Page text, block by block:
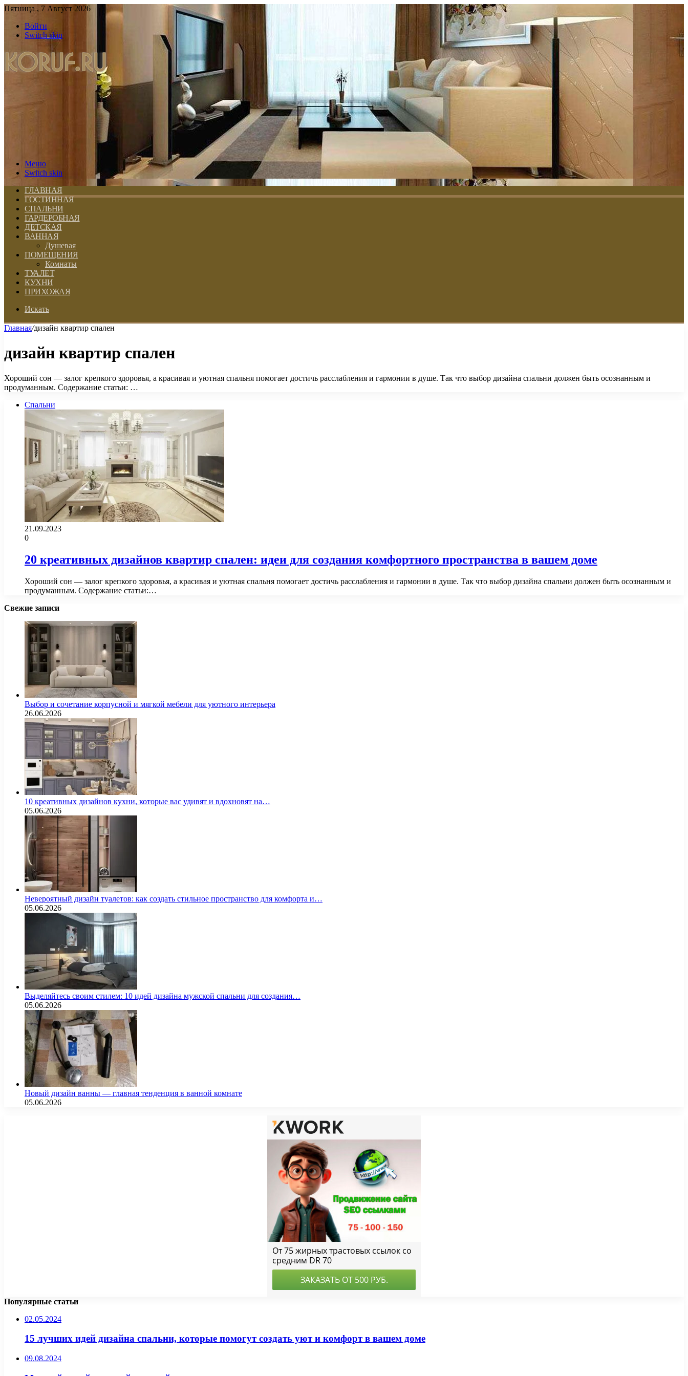
Пятница , 7 Август 2026
Войти
Switch skin
Меню
Switch skin
ГЛАВНАЯ
ГОСТИННАЯ
СПАЛЬНИ
ГАРДЕРОБНАЯ
ДЕТСКАЯ
ВАННАЯ
Душевая
ПОМЕЩЕНИЯ
Комнаты
ТУАЛЕТ
КУХНИ
ПРИХОЖАЯ
Искать
Главная/дизайн квартир спален
дизайн квартир спален
Хороший сон — залог крепкого здоровья, а красивая и уютная спальня помогает достичь расслабления и гармонии в душе. Так что выбор дизайна спальни должен быть осознанным и
продуманным. Содержание статьи: …
Спальни
21.09.2023
0
20 креативных дизайнов квартир спален: идеи для создания комфортного пространства в вашем доме
Хороший сон — залог крепкого здоровья, а красивая и уютная спальня помогает достичь расслабления и гармонии в душе. Так что выбор дизайна спальни должен быть осознанным и
продуманным. Содержание статьи:…
Свежие записи
Выбор и сочетание корпусной и мягкой мебели для уютного интерьера
26.06.2026
10 креативных дизайнов кухни, которые вас удивят и вдохновят на…
05.06.2026
Невероятный дизайн туалетов: как создать стильное пространство для комфорта и…
05.06.2026
Выделяйтесь своим стилем: 10 идей дизайна мужской спальни для создания…
05.06.2026
Новый дизайн ванны — главная тенденция в ванной комнате
05.06.2026
Популярные статьи
02.05.2024
15 лучших идей дизайна спальни, которые помогут создать уют и комфорт в вашем доме
09.08.2024